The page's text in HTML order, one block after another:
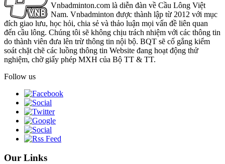
Vnbadminton.com là diễn đàn về Cầu Lông Việt
Nam. Vnbadminton được thành lập từ 2012 với mục
đích giao lưu, học hỏi, chia sẻ và thảo luận mọi vấn đề liên quan
đến cầu lông. Chúng tôi sẽ không chịu trách nhiệm với các thông tin
do thành viên đưa lên trừ thông tin nội bộ. BQT sẽ cố gắng kiểm
soát chặt chẽ các luồng thông tin Website đang hoạt động thử
nghiệm, chờ giấy phép MXH của Bộ TT & TT.
Follow us
Our Links